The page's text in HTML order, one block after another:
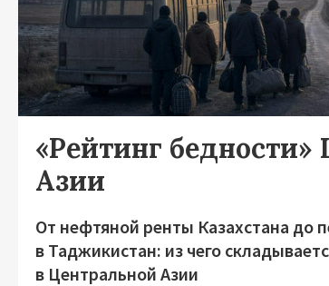
«Рейтинг бедности»
Азии
От нефтяной ренты Казахстана до
в Таджикистан: из чего
в Центральной Азии